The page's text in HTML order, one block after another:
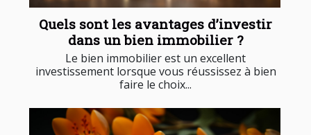
Quels sont les avantages d’investir
dans un bien immobilier ?
Le bien immobilier est un excellent
investissement lorsque vous réussissez à bien
faire le choix...